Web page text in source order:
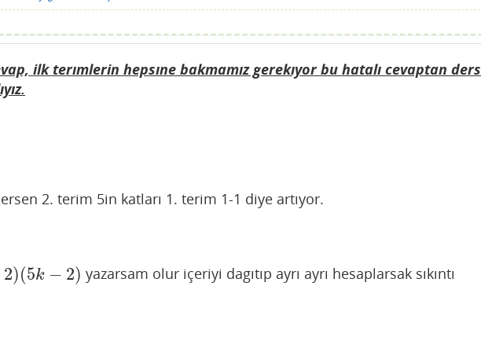
ilk terımlerin hepsıne bakmamız gerekıyor bu hatalı cevaptan ders
2. terim 5in katları 1. terim 1-1 diye artıyor.
2)(5k − 2)
2)(5k−2
yazarsam olur içeriyi dagıtıp ayrı ayrı hesaplarsak sıkıntı